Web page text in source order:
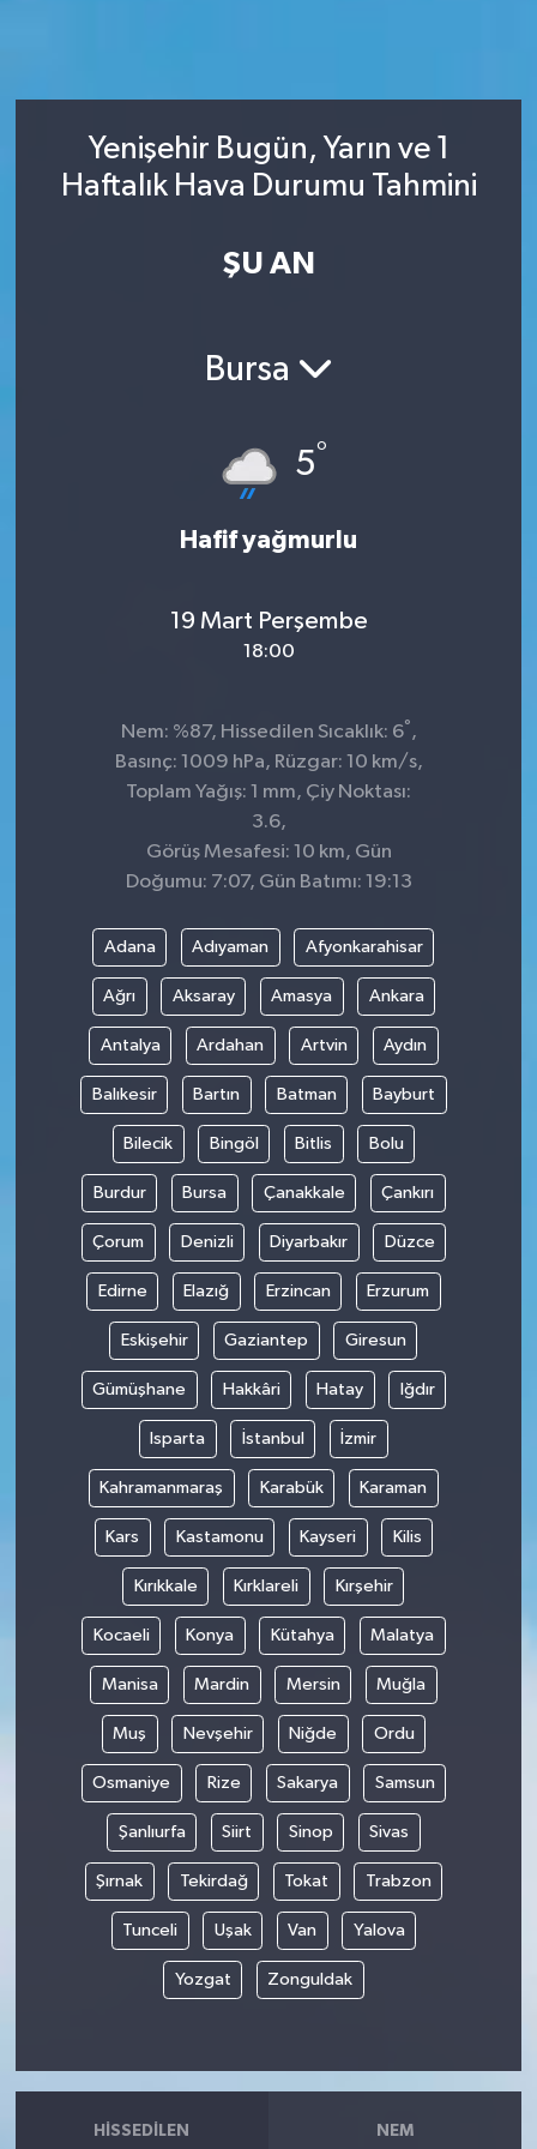
Yenişehir Bugün, Yarın ve 1
Haftalık Hava Durumu Tahmini
ŞU AN
Bursa
5°
Hafif yağmurlu
19 Mart Perşembe
18:00
Nem: %87, Hissedilen Sıcaklık: 6° ,
Basınç: 1009 hPa, Rüzgar: 10 km/s,
Toplam Yağış: 1 mm, Çiy Noktası:
3.6,
Görüş Mesafesi: 10 km, Gün
Doğumu: 7:07, Gün Batımı: 19:13
Adana Adıyaman Afyonkarahisar
Ağrı Aksaray Amasya Ankara
Antalya Ardahan Artvin Aydın
Balıkesir Bartın Batman Bayburt
Bilecik Bingöl Bitlis Bolu
Burdur Bursa Çanakkale Çankırı
Çorum Denizli Diyarbakır Düzce
Edirne Elazığ Erzincan Erzurum
Eskişehir Gaziantep Giresun
Gümüşhane Hakkâri Hatay Iğdır
Isparta İstanbul İzmir
Kahramanmaraş Karabük Karaman
Kars Kastamonu Kayseri Kilis
Kırıkkale Kırklareli Kırşehir
Kocaeli Konya Kütahya Malatya
Manisa Mardin Mersin Muğla
Muş Nevşehir Niğde Ordu
Osmaniye Rize Sakarya Samsun
Şanlıurfa Siirt Sinop Sivas
Şırnak Tekirdağ Tokat Trabzon
Tunceli Uşak Van Yalova
Yozgat Zonguldak
HISSEDILEN NEM